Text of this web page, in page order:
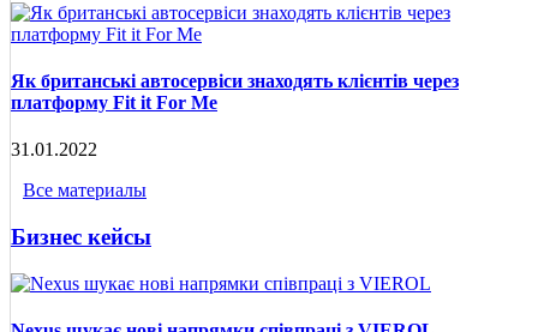
Як британські автосервіси знаходять клієнтів через
платформу Fit it For Me
31.01.2022
Все материалы
Бизнес кейсы